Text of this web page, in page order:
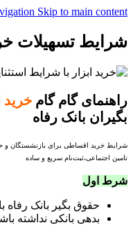
Skip to main content
شرایط تسهیلات
راهنمای گام گام
بگیران بانک رفاه
شرایط خرید اقساطی برای بازنشستگان و
تامین اجتماعی،ثبت‌نام سریع و ساده
شرط اول
حقوق بگیر بانک رفاه
بدهی بانکی نداشته